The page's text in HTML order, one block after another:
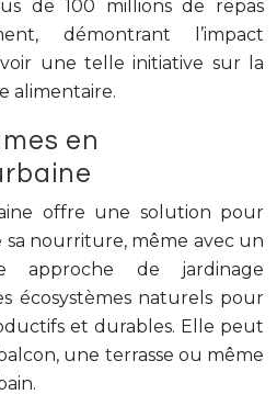
de 100 millions de repas
démontrant l’impact
une telle initiative sur la
alimentaire.
en
offre une solution pour
nourriture, même avec un
approche de jardinage
écosystèmes naturels pour
et durables. Elle peut
une terrasse ou même